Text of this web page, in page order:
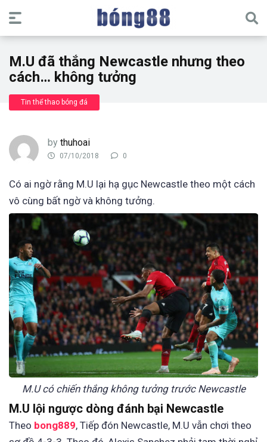
M.U đã thắng Newcastle nhưng theo
cách… không tưởng
Tin thể thao bóng đá
by thuhoai
07/10/2018 0
Có ai ngờ rằng M.U lại hạ gục Newcastle theo một cách
vô cùng bất ngờ và không tưởng.
M.U có chiến thắng không tưởng trước Newcastle
M.U lội ngược dòng đánh bại Newcastle
Theo bong889, Tiếp đón Newcastle, M.U vẫn chơi theo